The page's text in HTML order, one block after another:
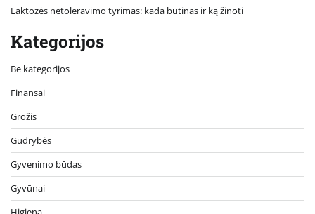
Laktozės netoleravimo tyrimas: kada būtinas ir ką žinoti
Kategorijos
Be kategorijos
Finansai
Grožis
Gudrybės
Gyvenimo būdas
Gyvūnai